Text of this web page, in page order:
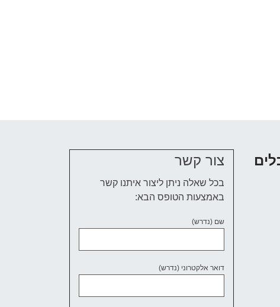
צור קשר
בכל שאלה ניתן ליצור איתנו קשר
באמצעות הטופס הבא:
שם (נדרש)
דואר אלקטרוני (נדרש)